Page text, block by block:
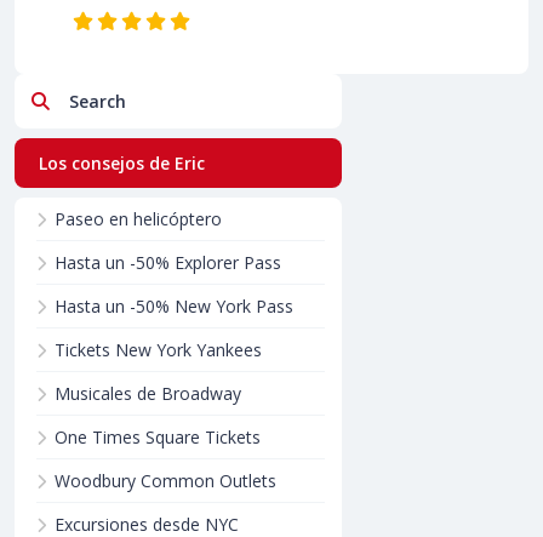
Search
Los consejos de Eric
Paseo en helicóptero
Hasta un -50% Explorer Pass
Hasta un -50% New York Pass
Tickets New York Yankees
Musicales de Broadway
One Times Square Tickets
Woodbury Common Outlets
Excursiones desde NYC